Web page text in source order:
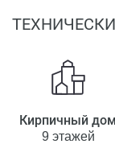
Кирпичный дом
9 этажей